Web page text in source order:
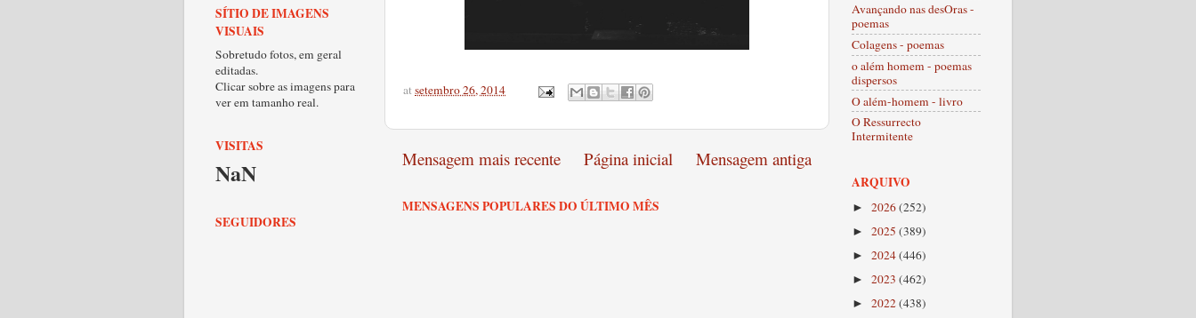
atsetembro 26, 2014
Mensagem mais recente Mensagem antiga
Página inicial
MENSAGENS POPULARES DO ÚLTIMO MÊS
SÍTIO DE IMAGENS
VISUAIS
Sobretudo fotos, em geral
editadas.
Clicar sobre as imagens para
ver em tamanho real.
VISITAS
NaN
SEGUIDORES
Avançando nas desOras -
poemas
Colagens - poemas
o além homem - poemas
dispersos
O além-homem - livro
O Ressurrecto
Intermitente
ARQUIVO
► 2026(252)
► 2025 (389)
► 2024(446)
► 2023 (462)
► 2022(438)